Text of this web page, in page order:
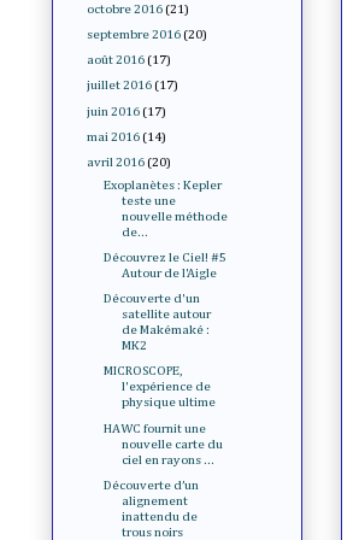
octobre 2016 (21)
septembre 2016 (20)
août 2016 (17)
juillet 2016 (17)
juin 2016 (17)
mai 2016 (14)
avril 2016 (20)
Exoplanètes : Kepler
teste une
nouvelle méthode
de...
Découvrez le Ciel! #5
Autour de l'Aigle
Découverte d'un
satellite autour
de Makémaké :
MK2
MICROSCOPE,
l'expérience de
physique ultime
HAWC fournit une
nouvelle carte du
ciel en rayons ...
Découverte d’un
alignement
inattendu de
trous noirs